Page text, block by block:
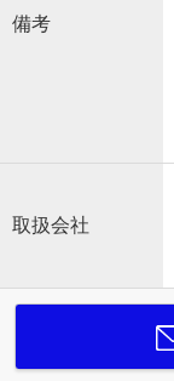
備考
取扱会社